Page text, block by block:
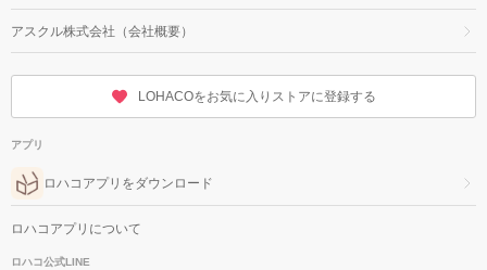
アスクル株式会社（会社概要）
LOHACOをお気に入りストアに登録する
アプリ
ロハコアプリをダウンロード
ロハコアプリについて
ロハコ公式LINE